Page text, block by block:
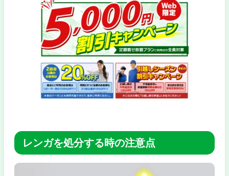
レンガを処分する時の注意点